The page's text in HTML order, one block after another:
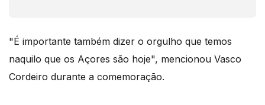
"É importante também dizer o orgulho que temos
naquilo que os Açores são hoje", mencionou Vasco
Cordeiro durante a comemoração.